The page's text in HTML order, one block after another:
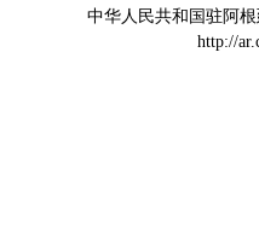
中华人民共和国驻阿
http://